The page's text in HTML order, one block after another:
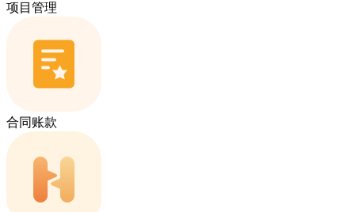
项目管理
合同账款